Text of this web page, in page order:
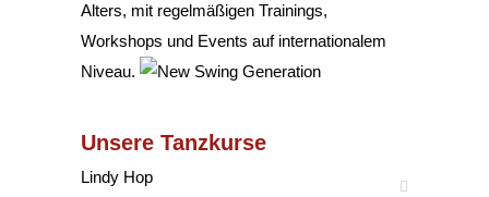
Alters, mit regelmäßigen Trainings,
Workshops und Events auf internationalem
Niveau.
Unsere Tanzkurse
Lindy Hop